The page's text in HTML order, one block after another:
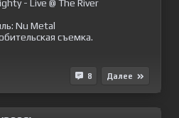
Nu Metal
съемка.
8 Далее